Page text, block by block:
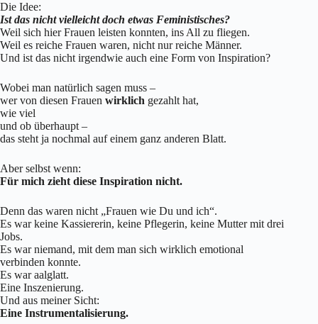
Die Idee:
Ist das nicht vielleicht doch etwas Feministisches?
Weil sich hier Frauen leisten konnten, ins All zu fliegen.
Weil es reiche Frauen waren, nicht nur reiche Männer.
Und ist das nicht irgendwie auch eine Form von Inspiration?
Wobei man natürlich sagen muss –
wer von diesen Frauen wirklich gezahlt hat,
wie viel
und ob überhaupt –
das steht ja nochmal auf einem ganz anderen Blatt.
Aber selbst wenn:
Für mich zieht diese Inspiration nicht.
Denn das waren nicht „Frauen wie Du und ich“.
Es war keine Kassiererin, keine Pflegerin, keine Mutter mit drei
Jobs.
Es war niemand, mit dem man sich wirklich emotional
verbinden konnte.
Es war aalglatt.
Eine Inszenierung.
Und aus meiner Sicht:
Eine Instrumentalisierung.